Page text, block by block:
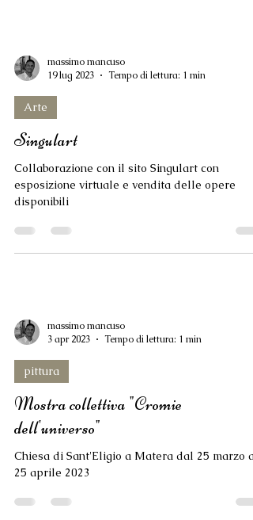
massimo mancuso
Arte
Singulart
Collaborazione con il sito Singulart con
disponibili
massimo mancuso
3 apr 2023
pittura
Mostra collettiva "Cromie
dell'universo"
25 aprile 2023